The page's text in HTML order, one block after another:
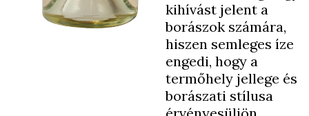
kihívást jelent a
borászok számára,
hiszen semleges íze
engedi, hogy a
termőhely jellege és
borászati stílusa